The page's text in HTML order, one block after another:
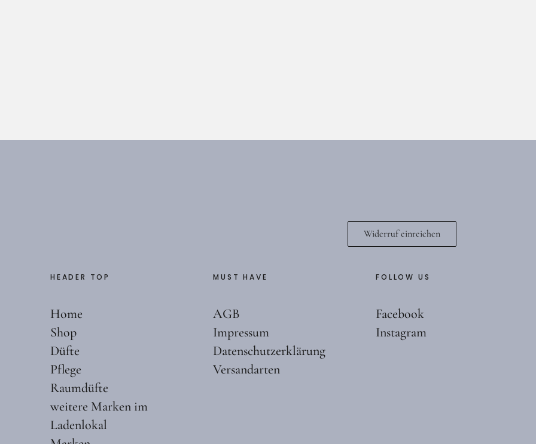
Widerruf einreichen
HEADER TOP
Home
Shop
Düfte
Pflege
Raumdüfte
weitere Marken im
Ladenlokal
MUST HAVE
AGB
Impressum
Datenschutzerklärung
Versandarten
FOLLOW US
Facebook
Instagram